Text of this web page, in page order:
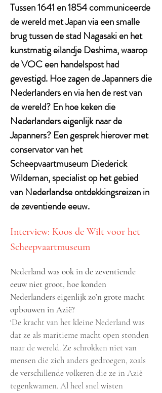
Tussen 1641 en 1854 communiceerde
de wereld met Japan via een smalle
brug tussen de stad Nagasaki en het
kunstmatig eilandje Deshima, waarop
de VOC een handelspost had
gevestigd. Hoe zagen de Japanners die
Nederlanders en via hen de rest van
de wereld? En hoe keken die
Nederlanders eigenlijk naar de
Japanners? Een gesprek hierover met
conservator van het
Scheepvaartmuseum Diederick
Wildeman, specialist op het gebied
van Nederlandse ontdekkingsreizen in
de zeventiende eeuw.
Interview: Koos de Wilt voor het
Scheepvaartmuseum
Nederland was ook in de zeventiende
eeuw niet groot, hoe konden
Nederlanders eigenlijk zo’n grote macht
opbouwen in Azië?
‘De kracht van het kleine Nederland was
dat ze als maritieme macht open stonden
naar de wereld. Ze schrokken niet van
mensen die zich anders gedroegen, zoals
de verschillende volkeren die ze in Azië
tegenkwamen. Al heel snel wisten